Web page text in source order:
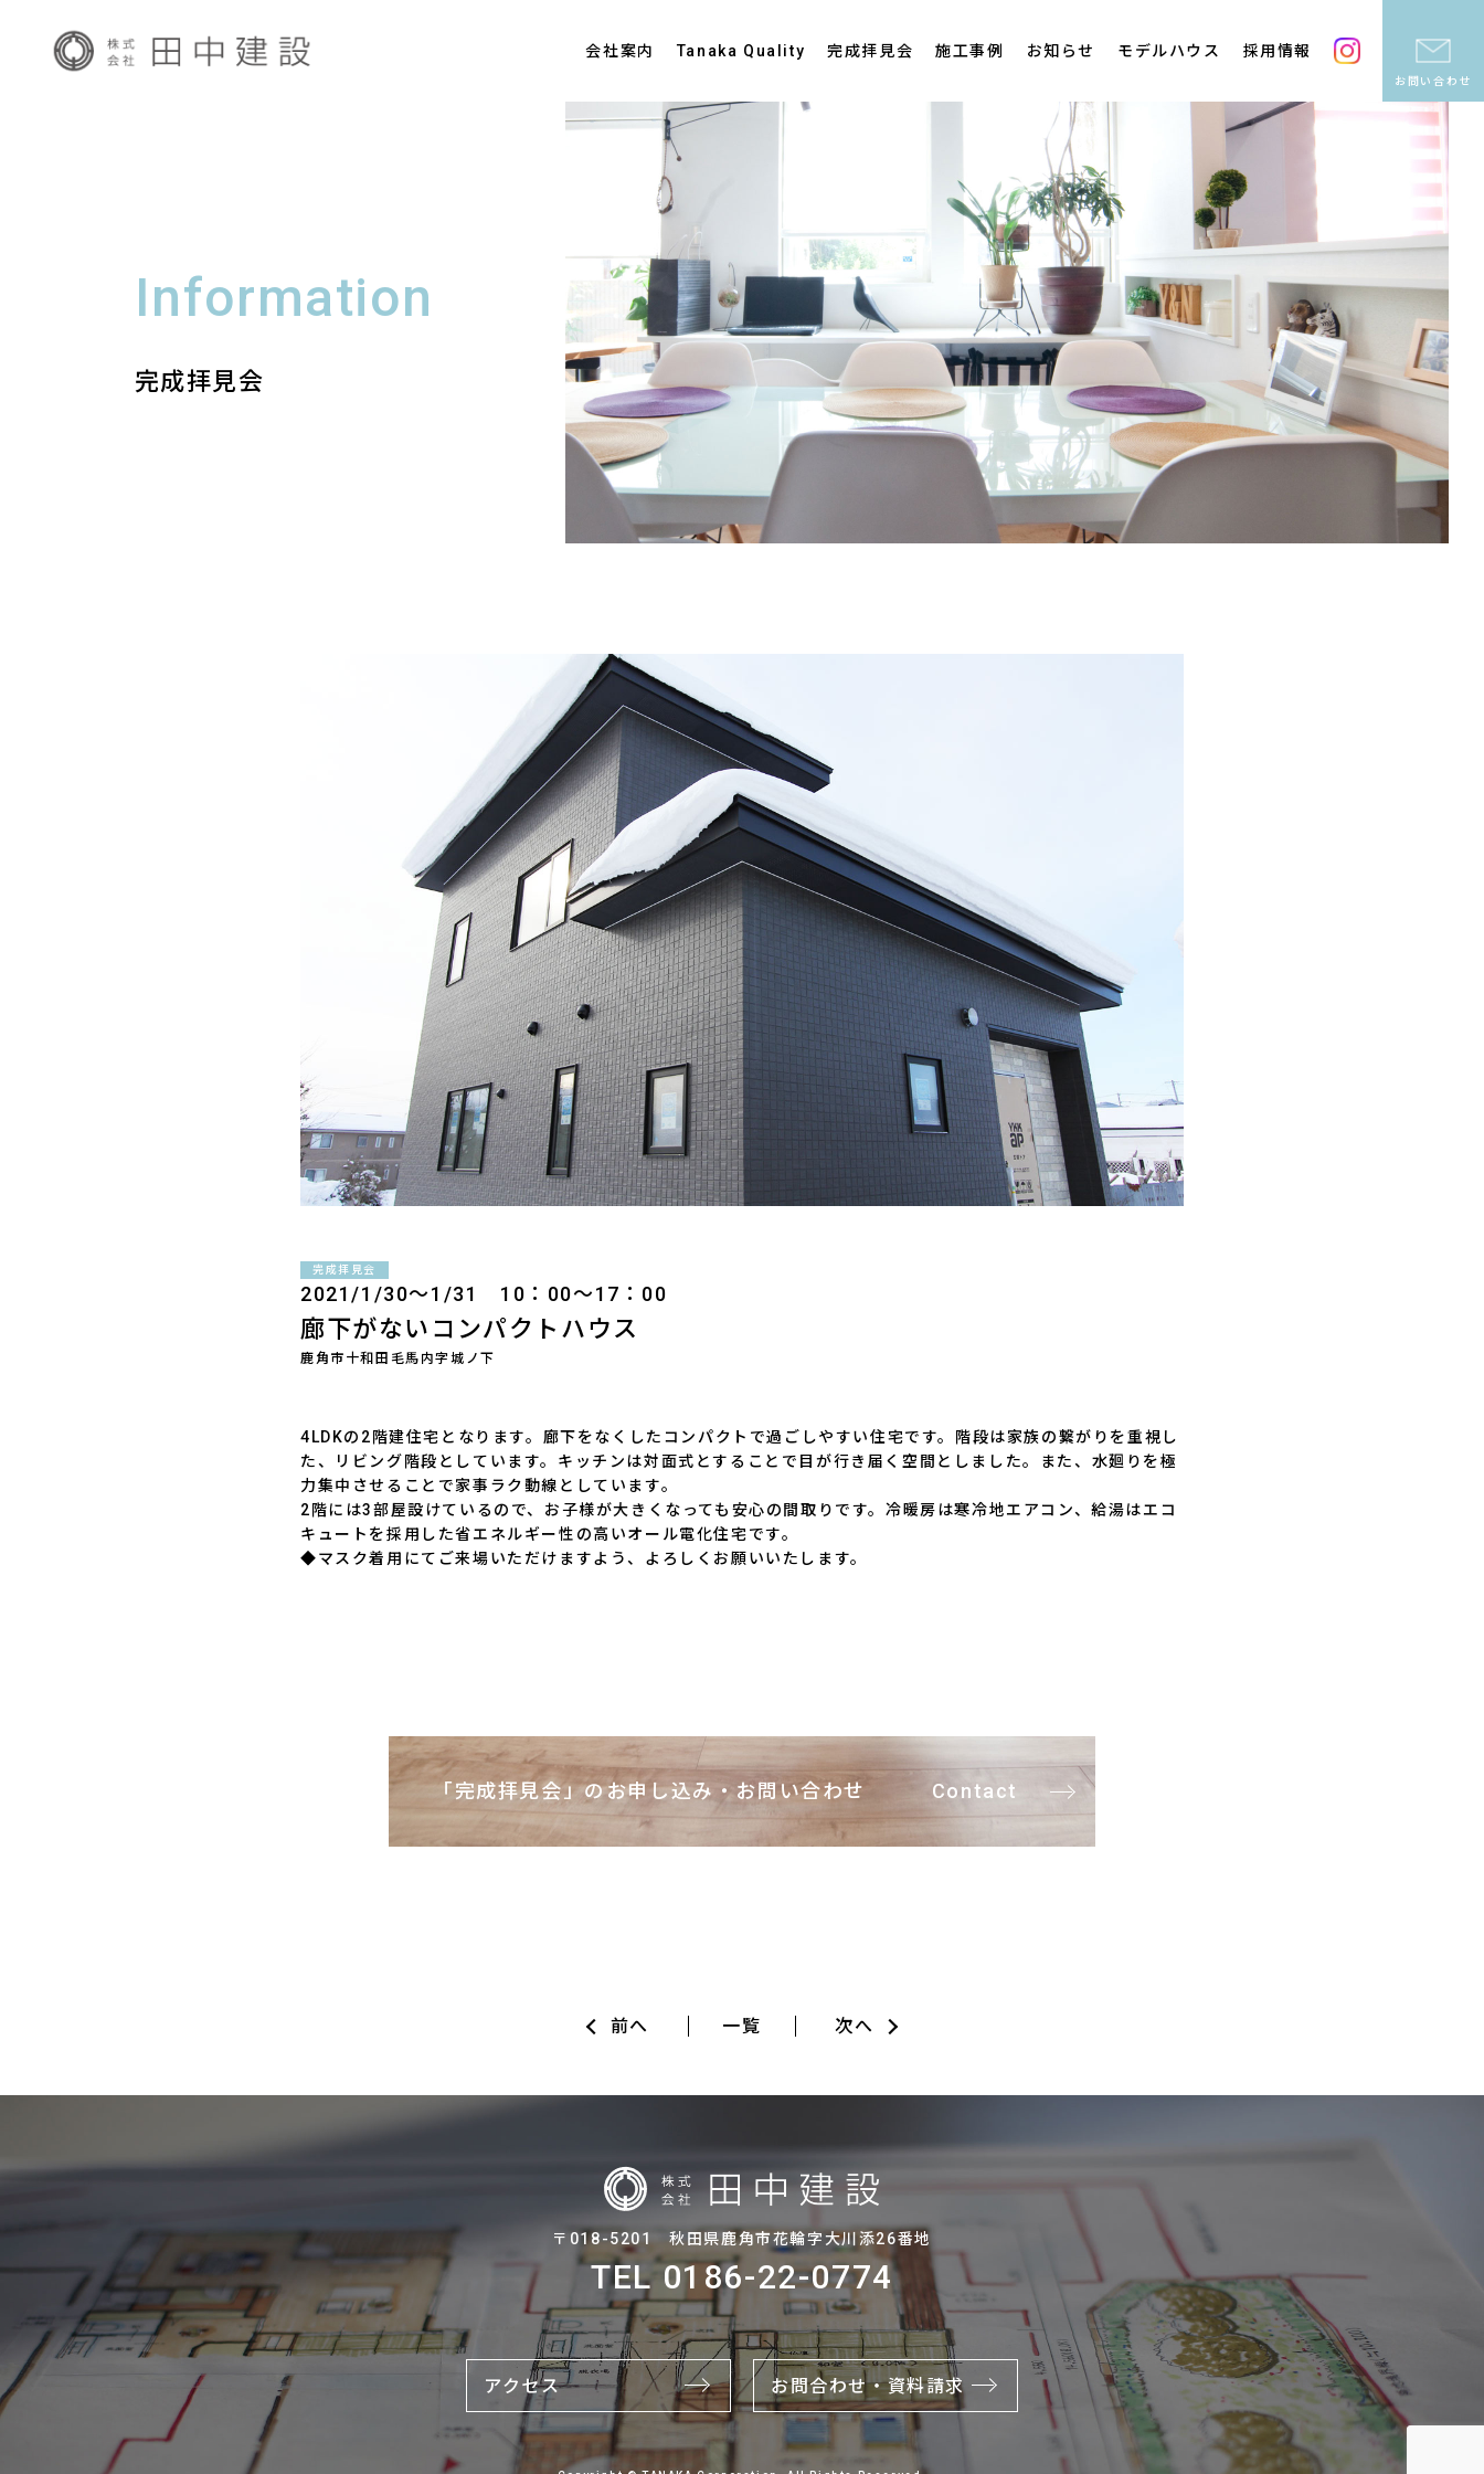
会社案内 Tanaka Quality 完成拝見会 施工事例 お知らせ モデルハウス 採用情報
お問い合わせ
Information
完成拝見会
完成拝見会
2021/1/30～1/31 10：00～17：00
廊下がないコンパクトハウス
鹿角市十和田毛馬内字城ノ下
4LDKの2階建住宅となります。廊下をなくしたコンパクトで過ごしやすい住宅です。階段は家族の繋がりを重視し
た、リビング階段としています。キッチンは対面式とすることで目が行き届く空間としました。また、水廻りを極
力集中させることで家事ラク動線としています。
2階には3部屋設けているので、お子様が大きくなっても安心の間取りです。冷暖房は寒冷地エアコン、給湯はエコ
キュートを採用した省エネルギー性の高いオール電化住宅です。
◆マスク着用にてご来場いただけますよう、よろしくお願いいたします。
「完成拝見会」のお申し込み・お問い合わせ Contact
前へ 一覧 次へ
〒018-5201 秋田県鹿角市花輪字大川添26番地
TEL 0186-22-0774
アクセス お問合わせ・資料請求